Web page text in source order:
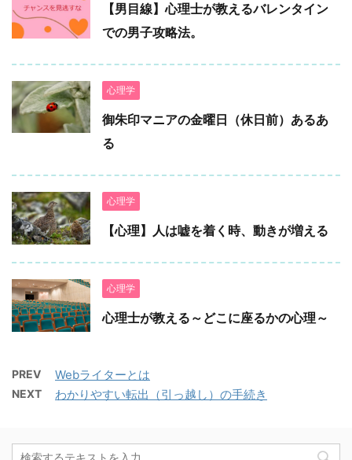
【男目線】心理士が教えるバレンタイン
での男子攻略法。
心理学
御朱印マニアの金曜日（休日前）あるあ
る
心理学
【心理】人は嘘を着く時、動きが増える
心理学
心理士が教える～どこに座るかの心理～
PREV Webライターとは
NEXT わかりやすい転出（引っ越し）の手続き